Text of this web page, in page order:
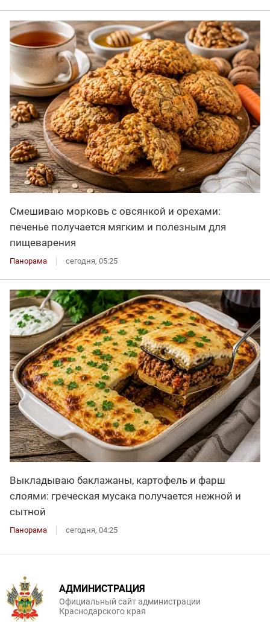
Смешиваю морковь с овсянкой и орехами:
печенье получается мягким и полезным для
пищеварения
Панорама сегодня, 05:25
Выкладываю баклажаны, картофель и фарш
слоями: греческая мусака получается нежной и
сытной
Панорама сегодня, 04:25
АДМИНИСТРАЦИЯ
Официальный сайт администрации
Краснодарского края